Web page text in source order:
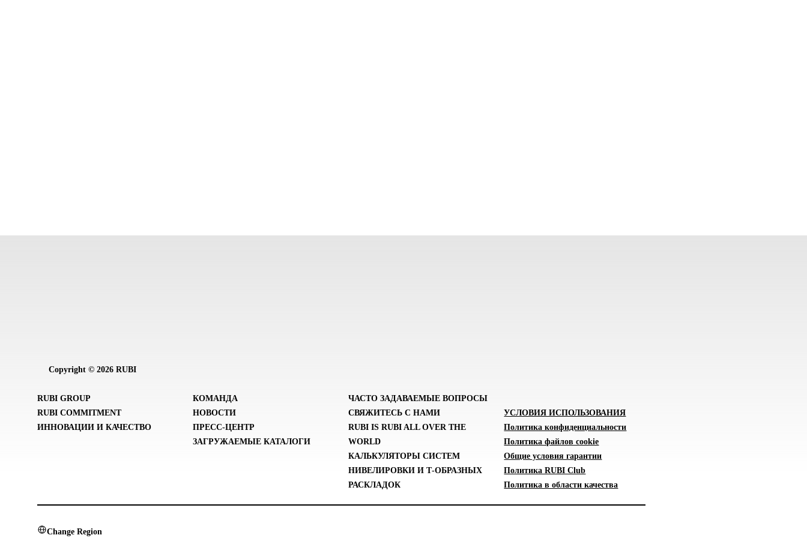
Copyright © 2026 RUBI
RUBI GROUP
RUBI COMMITMENT
ИННОВАЦИИ И КАЧЕСТВО
КОМАНДА
НОВОСТИ
ПРЕСС-ЦЕНТР
ЗАГРУЖАЕМЫЕ КАТАЛОГИ
ЧАСТО ЗАДАВАЕМЫЕ ВОПРОСЫ
СВЯЖИТЕСЬ С НАМИ
RUBI IS RUBI ALL OVER THE
WORLD
КАЛЬКУЛЯТОРЫ СИСТЕМ
НИВЕЛИРОВКИ И Т-ОБРАЗНЫХ
РАСКЛАДОК
УСЛОВИЯ ИСПОЛЬЗОВАНИЯ
Политика конфиденциальности
Политика файлов cookie
Общие условия гарантии
Политика RUBI Club
Политика в области качества
Change Region